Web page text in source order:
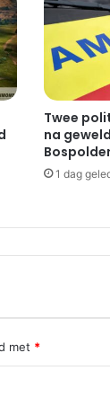
Twee
na
1 dag
met *